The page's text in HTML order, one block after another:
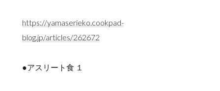
https://yamaserieko.cookpad-
blog.jp/articles/262672
●アスリート食 １